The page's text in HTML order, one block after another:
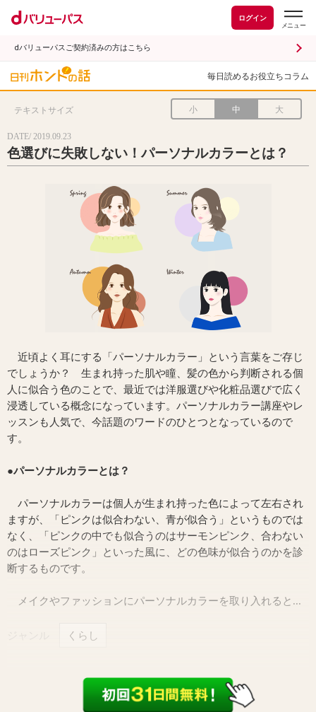
ログイン
dバリューパスご契約済みの方はこちら
毎日読めるお役立ちコラム
テキストサイズ 小 中 大
DATE/ 2019.09.23
色選びに失敗しない！パーソナルカラーとは？
近頃よく耳にする「パーソナルカラー」という言葉をご存じ
でしょうか？ 生まれ持った肌や瞳、髪の色から判断される個
人に似合う色のことで、最近では洋服選びや化粧品選びで広く
浸透している概念になっています。パーソナルカラー講座やレ
ッスンも人気で、今話題のワードのひとつとなっているので
す。
●パーソナルカラーとは？
パーソナルカラーは個人が生まれ持った色によって左右され
ますが、「ピンクは似合わない、青が似合う」というものでは
なく、「ピンクの中でも似合うのはサーモンピンク、合わない
のはローズピンク」といった風に、どの色味が似合うのかを診
断するものです。
メイクやファッションにパーソナルカラーを取り入れると...
くらし